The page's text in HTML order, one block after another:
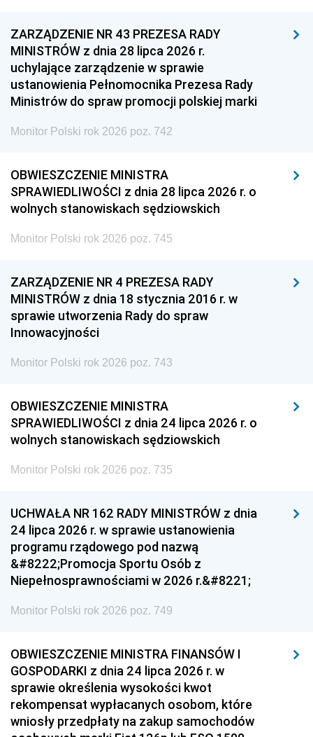
ZARZĄDZENIE NR 43 PREZESA RADY
MINISTRÓW z dnia 28 lipca 2026 r.
uchylające zarządzenie w sprawie
ustanowienia Pełnomocnika Prezesa Rady
Ministrów do spraw promocji polskiej marki
Monitor Polski rok 2026 poz. 742
OBWIESZCZENIE MINISTRA
SPRAWIEDLIWOŚCI z dnia 28 lipca 2026 r. o
wolnych stanowiskach sędziowskich
Monitor Polski rok 2026 poz. 745
ZARZĄDZENIE NR 4 PREZESA RADY
MINISTRÓW z dnia 18 stycznia 2016 r. w
sprawie utworzenia Rady do spraw
Innowacyjności
Monitor Polski rok 2026 poz. 743
OBWIESZCZENIE MINISTRA
SPRAWIEDLIWOŚCI z dnia 24 lipca 2026 r. o
wolnych stanowiskach sędziowskich
Monitor Polski rok 2026 poz. 735
UCHWAŁA NR 162 RADY MINISTRÓW z dnia
24 lipca 2026 r. w sprawie ustanowienia
programu rządowego pod nazwą
&#8222;Promocja Sportu Osób z
Niepełnosprawnościami w 2026 r.&#8221;
Monitor Polski rok 2026 poz. 749
OBWIESZCZENIE MINISTRA FINANSÓW I
GOSPODARKI z dnia 24 lipca 2026 r. w
sprawie określenia wysokości kwot
rekompensat wypłacanych osobom, które
wniosły przedpłaty na zakup samochodów